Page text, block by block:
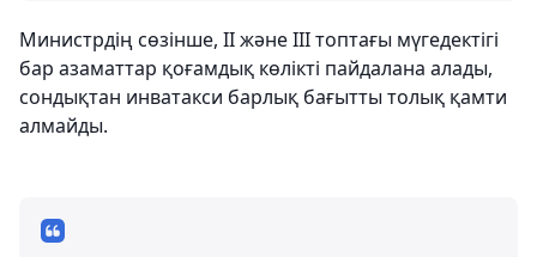
Министрдің сөзінше, II және III топтағы мүгедектігі
бар азаматтар қоғамдық көлікті пайдалана алады,
сондықтан инватакси барлық бағытты толық қамти
алмайды.